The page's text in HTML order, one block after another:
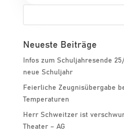
Neueste Beiträge
Infos zum Schuljahresende
neue Schuljahr
Feierliche Zeugnisübergabe
Temperaturen
Herr Schweitzer ist
Theater – AG